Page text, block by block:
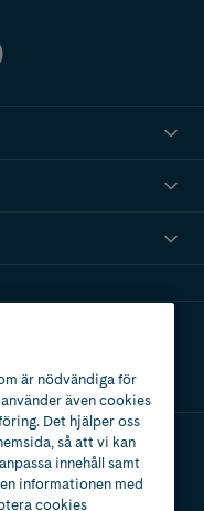
är nödvändiga för
även cookies
Det hjälper oss
så att vi kan
innehåll samt
informationen med
cookies